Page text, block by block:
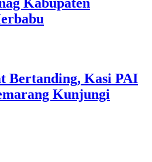
Bertanding, Kasi PAI
Kunjungi